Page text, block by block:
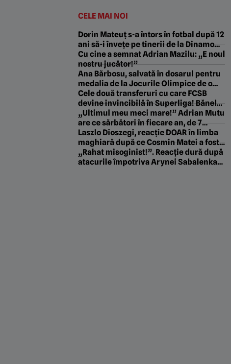
CELE MAI NOI
Dorin Mateuț s-a întors în fotbal după 12
ani să-i învețe pe tinerii de la Dinamo
cum să dea „Bilbao”: „Gleznă, minte și
exercițiu”. EXCLUSIV
Cu cine a semnat Adrian Mazilu: „E noul
nostru jucător!”
Ana Bărbosu, salvată în dosarul pentru
medalia de la Jocurile Olimpice de o
avocată din dosarul Roșia Montană: a
plătit din banii ei începerea procesului!
Cele două transferuri cu care FCSB
devine invincibilă în Superliga! Bănel
Nicoliță: „Nea Gigi ia 5 campionate la
rând cu ei doi”
„Ultimul meu meci mare!” Adrian Mutu
are ce sărbători în fiecare an, de 7
august. E data la care a avut tot orașul
la picioare
Laszlo Dioszegi, reacție DOAR în limba
maghiară după ce Cosmin Matei a fost
suspendat! Ce decizie a luat patronul
lui Sepsi
„Rahat misoginist!”. Reacție dură după
atacurile împotriva Arynei Sabalenka